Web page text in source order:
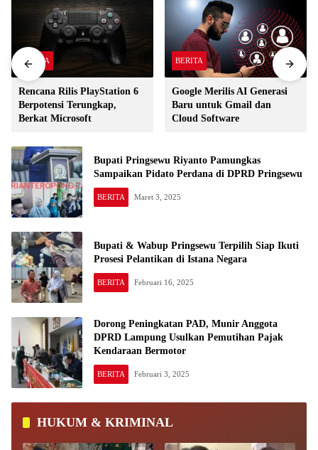
BERITA
Rencana Rilis PlayStation 6
Berpotensi Terungkap,
Berkat Microsoft
BERITA
Google Merilis AI Generasi
Baru untuk Gmail dan
Cloud Software
Bupati Pringsewu Riyanto Pamungkas
Sampaikan Pidato Perdana di DPRD Pringsewu
BERITA Maret 3, 2025
Bupati & Wabup Pringsewu Terpilih Siap Ikuti
Prosesi Pelantikan di Istana Negara
BERITA Februari 16, 2025
Dorong Peningkatan PAD, Munir Anggota
DPRD Lampung Usulkan Pemutihan Pajak
Kendaraan Bermotor
BERITA Februari 3, 2025
HUKUM & KRIMINAL